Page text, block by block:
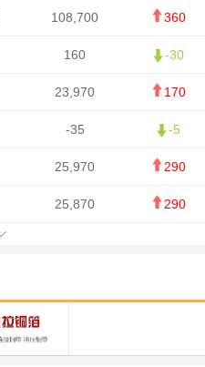
108,700 360
160 -30
23,970 170
-35 -5
25,970 290
25,870 290
15,105 -70